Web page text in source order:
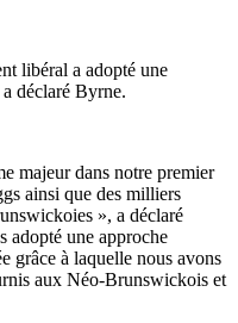
libéral a adopté une
déclaré Byrne.
majeur dans notre premier
ainsi que des milliers
», a déclaré
adopté une approche
grâce à laquelle nous avons
aux Néo-Brunswickois et